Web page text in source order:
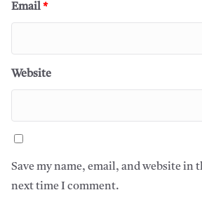
Email*
Website
Save my name, email, and website in
next time I comment.